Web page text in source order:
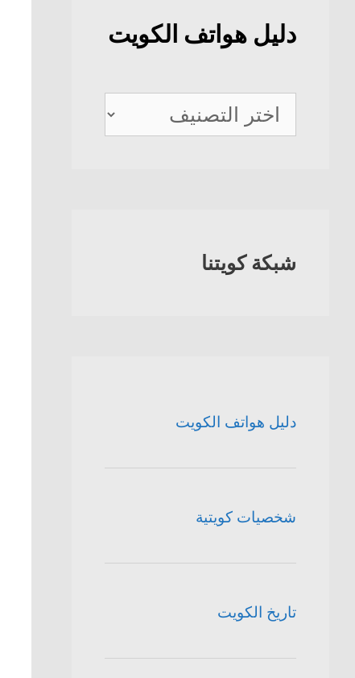
دليل هواتف الكويت
دليل
هواتف
شبكة كويتنا
دليل هواتف الكويت
شخصيات كويتية
تاريخ الكويت